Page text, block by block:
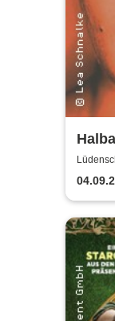
Schule